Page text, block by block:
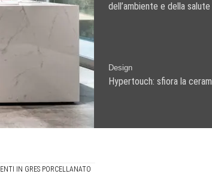
dell’ambiente e della salute
Design
Hypertouch: sfiora la
IN GRES PORCELLANATO